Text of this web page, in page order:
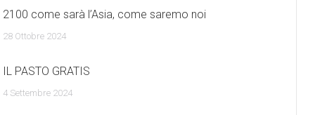
2100 come sarà l’Asia, come saremo noi
28 Ottobre 2024
IL PASTO GRATIS
4 Settembre 2024